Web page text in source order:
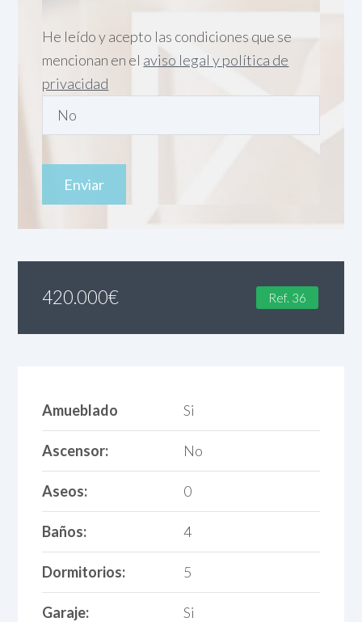
He leído y acepto las condiciones que se
mencionan en el aviso legal y política de
privacidad
420.000€ Ref. 36
Amueblado Si
Ascensor: No
Aseos: 0
Baños: 4
Dormitorios: 5
Garaje: Si